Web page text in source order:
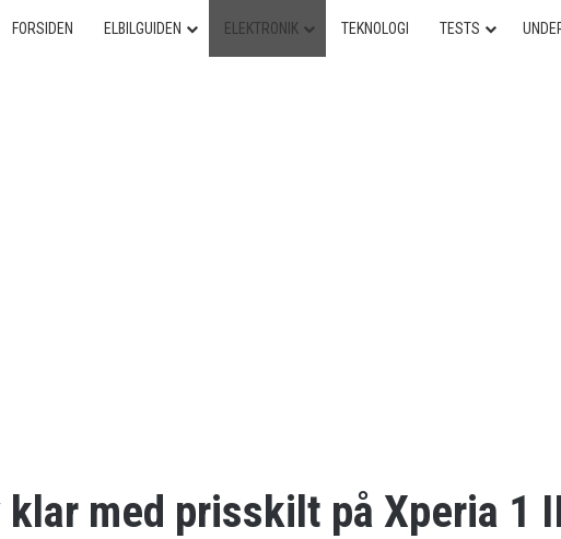
FORSIDEN ELBILGUIDEN ELEKTRONIK TEKNOLOGI TESTS
klar med prisskilt på Xperia 1